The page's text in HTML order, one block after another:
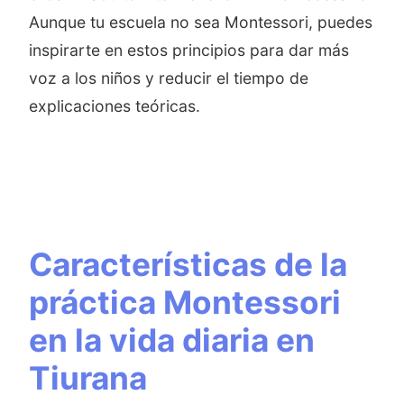
Aunque tu escuela no sea Montessori, puedes
inspirarte en estos principios para dar más
voz a los niños y reducir el tiempo de
explicaciones teóricas.
Características de la
práctica Montessori
en la vida diaria en
Tiurana